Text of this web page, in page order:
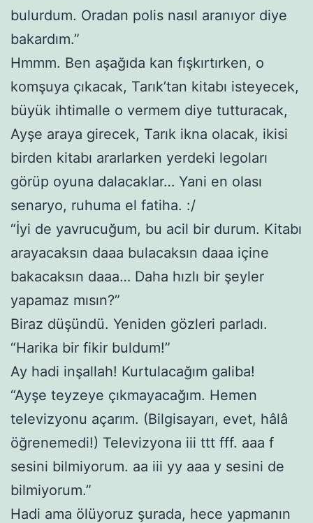
bulurdum. Oradan polis nasıl aranıyor diye
bakardım.”
Hmmm. Ben aşağıda kan fışkırtırken, o
komşuya çıkacak, Tarık’tan kitabı isteyecek,
büyük ihtimalle o vermem diye tutturacak,
Ayşe araya girecek, Tarık ikna olacak, ikisi
birden kitabı ararlarken yerdeki legoları
görüp oyuna dalacaklar… Yani en olası
senaryo, ruhuma el fatiha. :/
“İyi de yavrucuğum, bu acil bir durum. Kitabı
arayacaksın daaa bulacaksın daaa içine
bakacaksın daaa… Daha hızlı bir şeyler
yapamaz mısın?”
Biraz düşündü. Yeniden gözleri parladı.
“Harika bir fikir buldum!”
Ay hadi inşallah! Kurtulacağım galiba!
“Ayşe teyzeye çıkmayacağım. Hemen
televizyonu açarım. (Bilgisayarı, evet, hâlâ
öğrenemedi!) Televizyona iii ttt fff. aaa f
sesini bilmiyorum. aa iii yy aaa y sesini de
bilmiyorum.”
Hadi ama ölüyoruz şurada, hece yapmanın